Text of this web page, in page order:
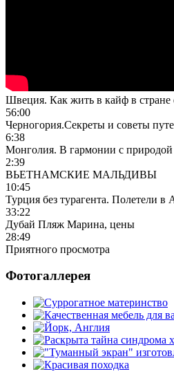
Швеция. Как жить в кайф в
56:00
Черногория.Секреты и советы
6:38
Монголия. В гармонии с природой
2:39
ВЬЕТНАМСКИЕ МАЛЬДИВЫ
10:45
Турция без турагента. Полетели в
33:22
Дубай Пляж Марина, цены
28:49
Приятного просмотра
Фотогаллерея